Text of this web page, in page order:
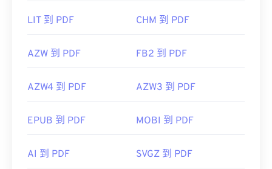
LIT 到 PDF CHM 到 PDF
AZW 到 PDF FB2 到 PDF
AZW4 到 PDF AZW3 到 PDF
EPUB 到 PDF MOBI 到 PDF
AI 到 PDF SVGZ 到 PDF